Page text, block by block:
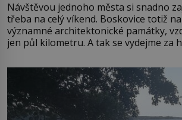
Návštěvou jednoho města si snadno
třeba na celý víkend. Boskovice totiž
významné architektonické památky,
jen půl kilometru. A tak se vydejme za
Boskovice na okraji Drahanské
ve13. století, a už v roce 1313 kronikáři